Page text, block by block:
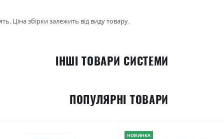
Ціна збірки залежить від виду товару.
ІНШІ ТОВАРИ СИСТЕМИ
ПОПУЛЯРНІ ТОВАРИ
НОВИНКА